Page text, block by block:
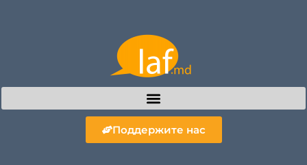
Поддержите нас